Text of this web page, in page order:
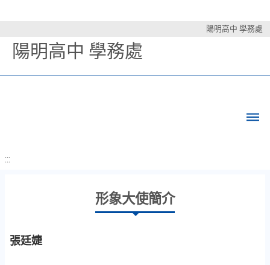
陽明高中 學務處
陽明高中 學務處
:::
形象大使簡介
張廷婕